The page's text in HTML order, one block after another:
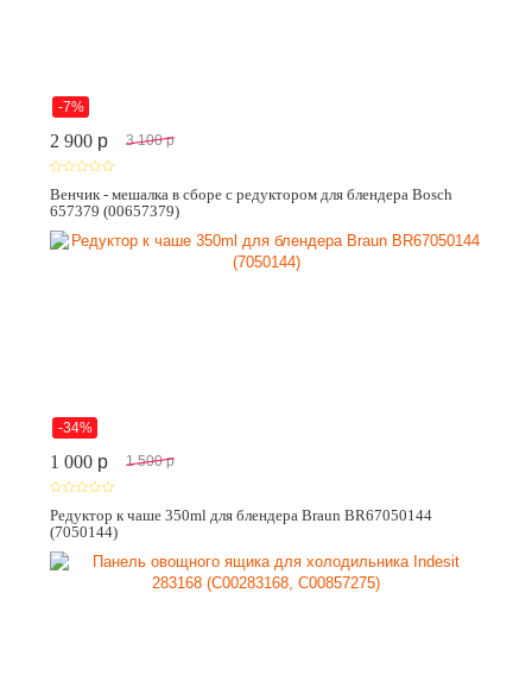
-7%
2 900 p 3 100 p
Венчик - мешалка в сборе с редуктором для блендера Bosch
657379 (00657379)
-34%
1 000 p 1 500 p
Редуктор к чаше 350ml для блендера Braun BR67050144
(7050144)